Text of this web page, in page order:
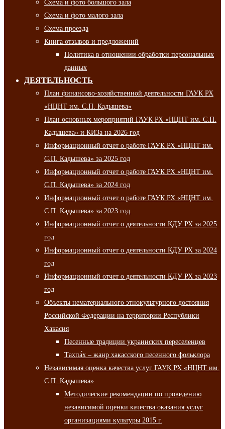
Схема и фото большого зала
Схема и фото малого зала
Схема проезда
Книга отзывов и предложений
Политика в отношении обработки персональных
данных
ДЕЯТЕЛЬНОСТЬ
План финансово-хозяйственной деятельности ГАУК РХ
«НЦНТ им. С.П. Кадышева»
План основных мероприятий ГАУК РХ «НЦНТ им. С.П.
Кадышева» и КИЗа на 2026 год
Информационный отчет о работе ГАУК РХ «НЦНТ им.
С.П. Кадышева» за 2025 год
Информационный отчет о работе ГАУК РХ «НЦНТ им.
С.П. Кадышева» за 2024 год
Информационный отчет о работе ГАУК РХ «НЦНТ им.
С.П. Кадышева» за 2023 год
Информационный отчет о деятельности КДУ РХ за 2025
год
Информационный отчет о деятельности КДУ РХ за 2024
год
Информационный отчет о деятельности КДУ РХ за 2023
год
Объекты нематериального этнокультурного достояния
Российской Федерации на территории Республики
Хакасия
Песенные традиции украинских переселенцев
Тахпа́х – жанр хакасского песенного фольклора
Независимая оценка качества услуг ГАУК РХ «НЦНТ им.
С.П. Кадышева»
Методические рекомендации по проведению
независимой оценки качества оказания услуг
организациями культуры 2015 г.